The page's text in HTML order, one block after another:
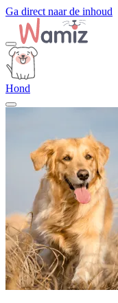
Ga direct naar de inhoud
Hond